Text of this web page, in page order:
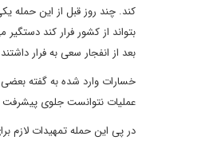
کند. چند روز قبل از این حمله
بتواند از کشور فرار کند
بعد از انفجار سعی به فرار
خسارات وارد شده به گفته
عملیات نتوانست جلوی پیشرفت
در پی این حمله تمهیدات لازم